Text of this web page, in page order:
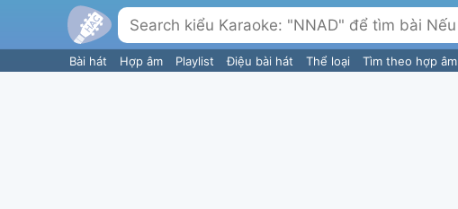
Bài hát Hợp âm Playlist Điệu bài hát Thể loại Tìm theo hợp âm